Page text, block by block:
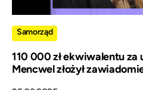
Samorząd
110 000 zł ekwiwalentu za
Mencwel złożył